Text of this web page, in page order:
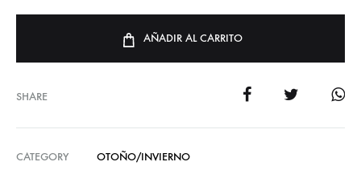
AÑADIR AL CARRITO
SHARE
CATEGORY OTOÑO/INVIERNO